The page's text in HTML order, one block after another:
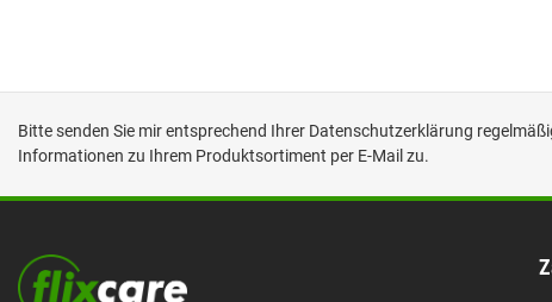
Bitte senden Sie mir entsprechend Ihrer Datenschutzerklärung
Informationen zu Ihrem Produktsortiment per E-Mail zu.